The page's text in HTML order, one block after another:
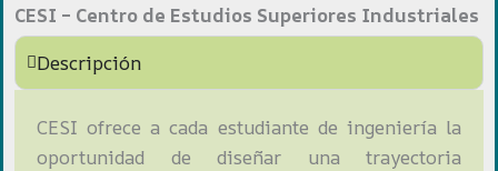
CESI – Centro de Estudios Superiores Industriales
Descripción
CESI ofrece a cada estudiante de ingeniería la
oportunidad de diseñar una trayectoria